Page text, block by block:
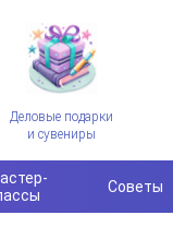
Деловые подарки
и сувениры
Советы